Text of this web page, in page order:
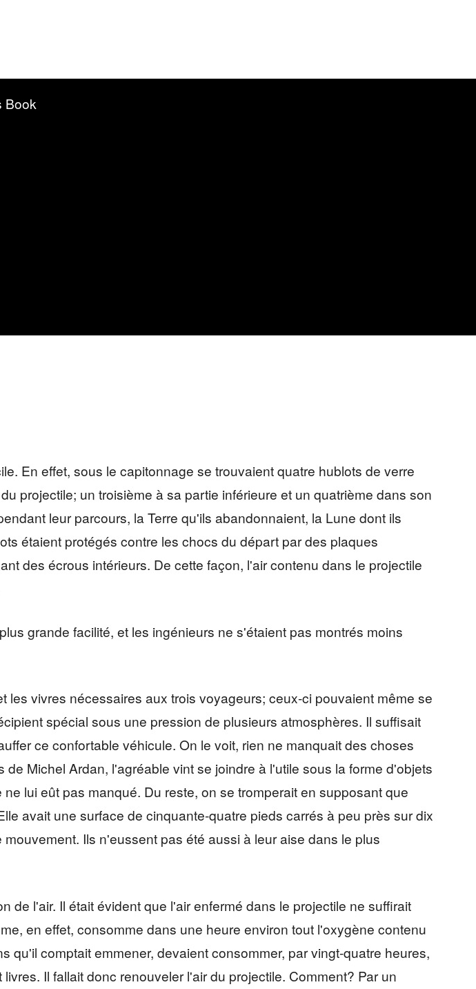
Book
En effet, sous le capitonnage se trouvaient quatre hublots de verre
projectile; un troisième à sa partie inférieure et un quatrième dans son
leur parcours, la Terre qu'ils abandonnaient, la Lune dont ils
étaient protégés contre les chocs du départ par des plaques
des écrous intérieurs. De cette façon, l'air contenu dans le projectile
grande facilité, et les ingénieurs ne s'étaient pas montrés moins
vivres nécessaires aux trois voyageurs; ceux-ci pouvaient même se
spécial sous une pression de plusieurs atmosphères. Il suffisait
ce confortable véhicule. On le voit, rien ne manquait des choses
Michel Ardan, l'agréable vint se joindre à l'utile sous la forme d'objets
lui eût pas manqué. Du reste, on se tromperait en supposant que
avait une surface de cinquante-quatre pieds carrés à peu près sur dix
Ils n'eussent pas été aussi à leur aise dans le plus
l'air. Il était évident que l'air enfermé dans le projectile ne suffirait
en effet, consomme dans une heure environ tout l'oxygène contenu
comptait emmener, devaient consommer, par vingt-quatre heures,
Il fallait donc renouveler l'air du projectile. Comment? Par un